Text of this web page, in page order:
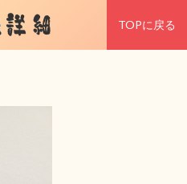
細 TOPに戻る